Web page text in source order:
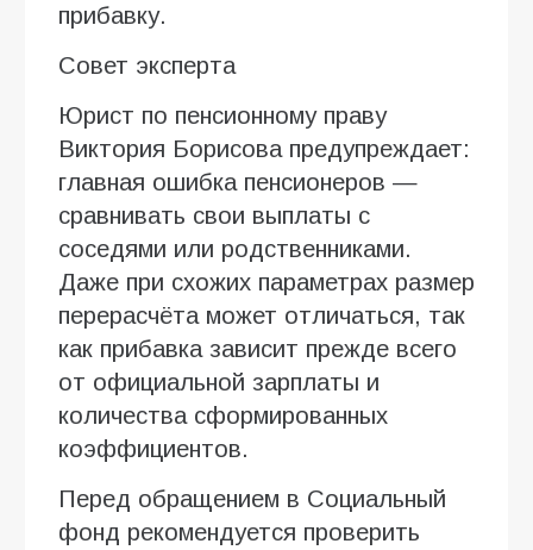
прибавку.
Совет эксперта
Юрист по пенсионному праву
Виктория Борисова предупреждает:
главная ошибка пенсионеров —
сравнивать свои выплаты с
соседями или родственниками.
Даже при схожих параметрах размер
перерасчёта может отличаться, так
как прибавка зависит прежде всего
от официальной зарплаты и
количества сформированных
коэффициентов.
Перед обращением в Социальный
фонд рекомендуется проверить